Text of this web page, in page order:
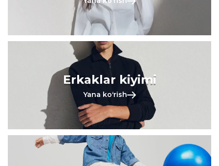
Erkaklar kiyimi
Yana koʻrish